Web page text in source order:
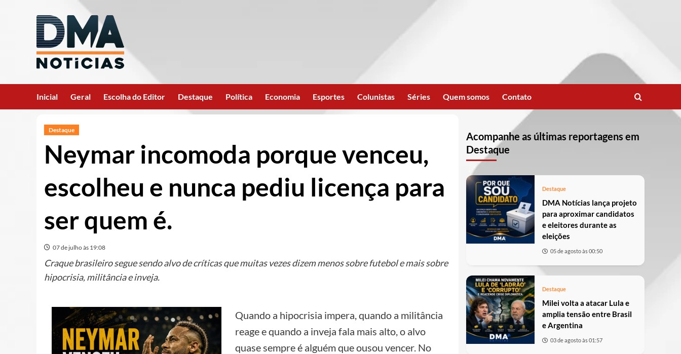
Inicial Geral Escolha do Editor Destaque Política Economia Esportes Colunistas Séries Quem somos Contato
Destaque
Neymar incomoda porque venceu,
escolheu e nunca pediu licença para
ser quem é.
07 de julho às 19:08
Craque brasileiro segue sendo alvo de críticas que muitas vezes dizem menos sobre futebol e mais sobre
hipocrisia, militância e inveja.
Quando a hipocrisia impera, quando a militância
reage e quando a inveja fala mais alto, o alvo
quase sempre é alguém que ousou vencer. No
Acompanhe as últimas reportagens em
Destaque
Destaque
DMA Notícias lança projeto
para aproximar candidatos
e eleitores durante as
eleições
05 de agosto às 00:50
Destaque
Milei volta a atacar Lula e
amplia tensão entre Brasil
e Argentina
03 de agosto às 01:57